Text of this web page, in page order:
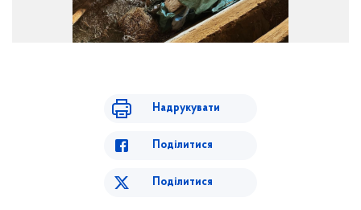
Надрукувати
Поділитися
Поділитися